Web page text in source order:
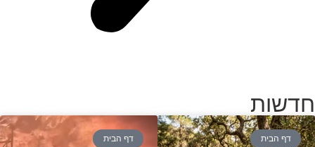
חדשות
דף הבית דף הבית